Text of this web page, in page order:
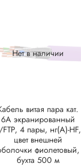
Нет в наличии
витая пара кат.
6А экранированный
FTP, 4 пары, нг(А)-HF,
цвет внешней
фиолетовый,
бухта 500 м